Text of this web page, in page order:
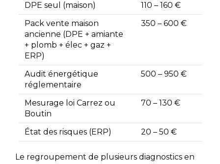
DPE seul (maison)
110 – 160 €
Pack vente maison
ancienne (DPE + amiante
+ plomb + élec + gaz +
ERP)
350 – 600 €
Audit énergétique
réglementaire
500 – 950 €
Mesurage loi Carrez ou
Boutin
70 – 130 €
État des risques (ERP) 20 – 50 €
Le regroupement de plusieurs diagnostics en